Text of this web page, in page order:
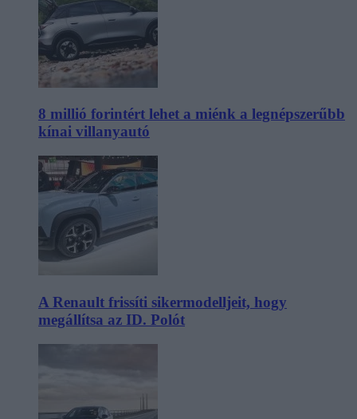
8 millió forintért lehet a miénk a legnépszerűbb
kínai villanyautó
A Renault frissíti sikermodelljeit, hogy
megállítsa az ID. Polót